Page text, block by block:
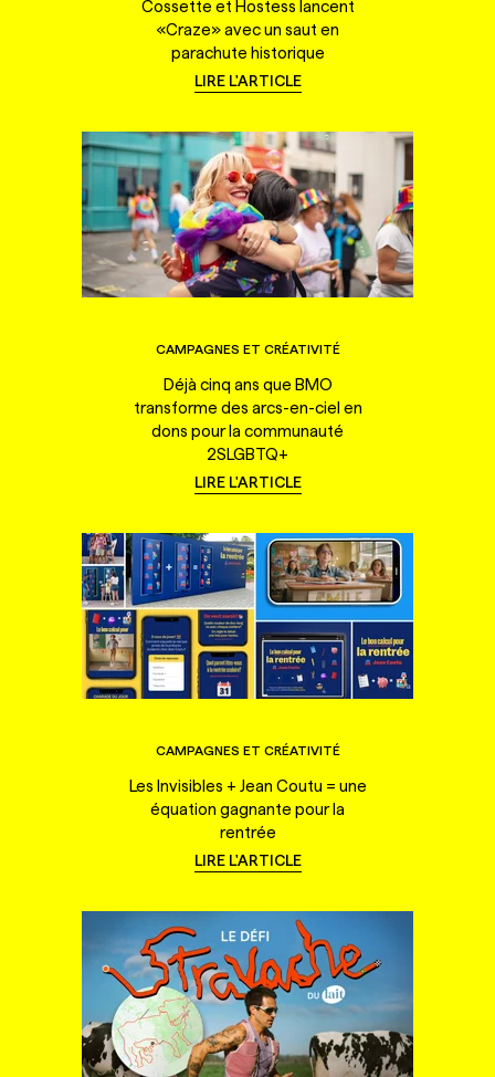
Cossette et Hostess lancent
«Craze» avec un saut en
parachute historique
LIRE L'ARTICLE
CAMPAGNES ET CRÉATIVITÉ
Déjà cinq ans que BMO
transforme des arcs-en-ciel en
dons pour la communauté
2SLGBTQ+
LIRE L'ARTICLE
CAMPAGNES ET CRÉATIVITÉ
Les Invisibles + Jean Coutu = une
équation gagnante pour la
rentrée
LIRE L'ARTICLE